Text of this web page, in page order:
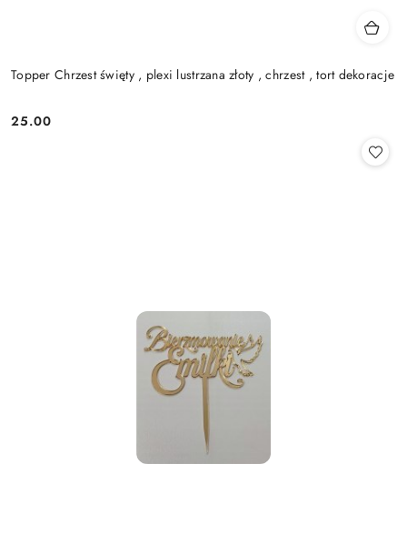
Topper Chrzest święty , plexi lustrzana złoty , chrzest , tort dekoracje
Cena:
25.00